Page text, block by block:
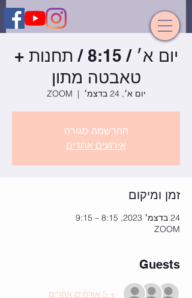
יום א׳ / 8:15 / תחנות +
טאבטה מתון
יום א׳, 24 בדצמ׳
  |
ZOOM
ההרשמה סגורה
אירועים אחרים
זמן ומיקום
24 בדצמ׳ 2023, 8:15 – 9:15
ZOOM
Guests
+ 5 אורחים אחרים